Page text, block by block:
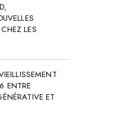
LES
ENTRE
ET